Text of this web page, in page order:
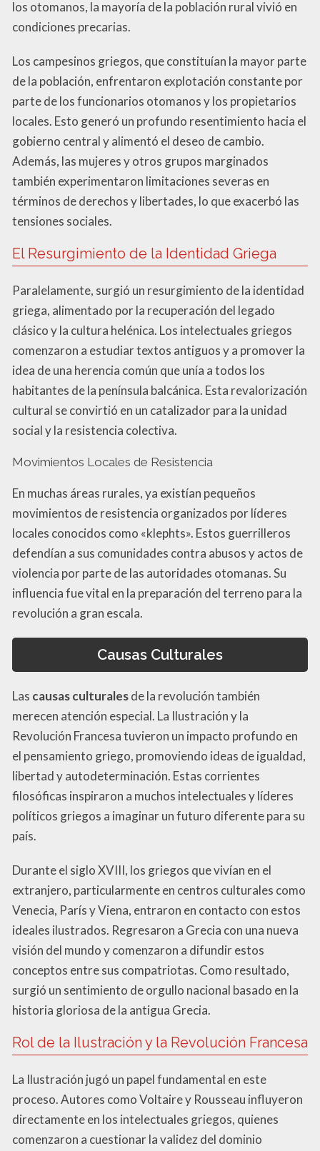
los otomanos, la mayoría de la población rural vivió en
condiciones precarias.
Los campesinos griegos, que constituían la mayor parte
de la población, enfrentaron explotación constante por
parte de los funcionarios otomanos y los propietarios
locales. Esto generó un profundo resentimiento hacia el
gobierno central y alimentó el deseo de cambio.
Además, las mujeres y otros grupos marginados
también experimentaron limitaciones severas en
términos de derechos y libertades, lo que exacerbó las
tensiones sociales.
El Resurgimiento de la Identidad Griega
Paralelamente, surgió un resurgimiento de la identidad
griega, alimentado por la recuperación del legado
clásico y la cultura helénica. Los intelectuales griegos
comenzaron a estudiar textos antiguos y a promover la
idea de una herencia común que unía a todos los
habitantes de la península balcánica. Esta revalorización
cultural se convirtió en un catalizador para la unidad
social y la resistencia colectiva.
Movimientos Locales de Resistencia
En muchas áreas rurales, ya existían pequeños
movimientos de resistencia organizados por líderes
locales conocidos como «klephts». Estos guerrilleros
defendían a sus comunidades contra abusos y actos de
violencia por parte de las autoridades otomanas. Su
influencia fue vital en la preparación del terreno para la
revolución a gran escala.
Causas Culturales
Las causas culturalesde la revolución también
merecen atención especial. La Ilustración y la
Revolución Francesa tuvieron un impacto profundo en
el pensamiento griego, promoviendo ideas de igualdad,
libertad y autodeterminación. Estas corrientes
filosóficas inspiraron a muchos intelectuales y líderes
políticos griegos a imaginar un futuro diferente para su
país.
Durante el siglo XVIII, los griegos que vivían en el
extranjero, particularmente en centros culturales como
Venecia, París y Viena, entraron en contacto con estos
ideales ilustrados. Regresaron a Grecia con una nueva
visión del mundo y comenzaron a difundir estos
conceptos entre sus compatriotas. Como resultado,
surgió un sentimiento de orgullo nacional basado en la
historia gloriosa de la antigua Grecia.
Rol de la Ilustración y la Revolución Francesa
La Ilustración jugó un papel fundamental en este
proceso. Autores como Voltaire y Rousseau influyeron
directamente en los intelectuales griegos, quienes
comenzaron a cuestionar la validez del dominio